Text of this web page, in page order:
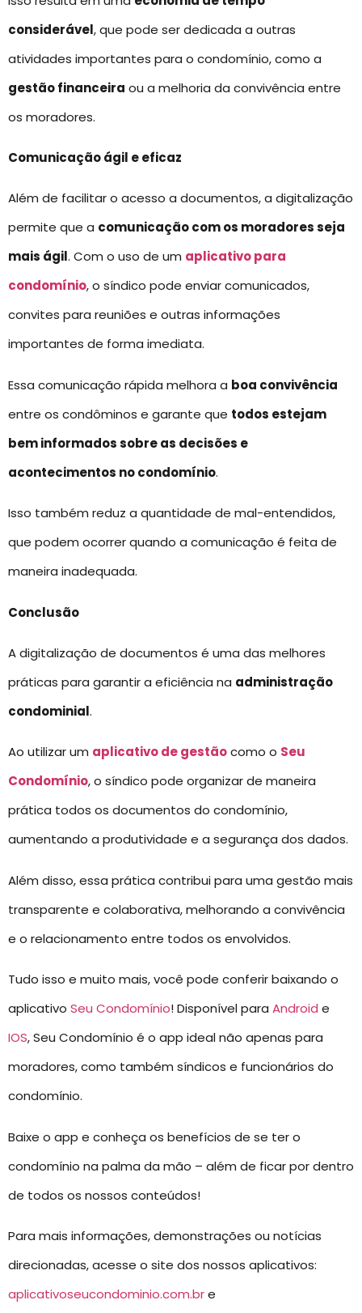
considerável, que pode ser dedicada a outras
atividades importantes para o condomínio, como a
gestão financeira ou a melhoria da convivência entre
os moradores.
Comunicação ágil e eficaz
Além de facilitar o acesso a documentos, a digitalização
permite que a comunicação com os moradores seja
mais ágil. Com o uso de um aplicativo para
condomínio, o síndico pode enviar comunicados,
convites para reuniões e outras informações
importantes de forma imediata.
Essa comunicação rápida melhora a boa convivência
entre os condôminos e garante que todos estejam
bem informados sobre as decisões e
acontecimentos no condomínio.
Isso também reduz a quantidade de mal-entendidos,
que podem ocorrer quando a comunicação é feita de
maneira inadequada.
Conclusão
A digitalização de documentos é uma das melhores
práticas para garantir a eficiência na administração
condominial.
Ao utilizar um aplicativo de gestãocomo o Seu
Condomínio, o síndico pode organizar de maneira
prática todos os documentos do condomínio,
aumentando a produtividade e a segurança dos dados.
Além disso, essa prática contribui para uma gestão mais
transparente e colaborativa, melhorando a convivência
e o relacionamento entre todos os envolvidos.
Tudo isso e muito mais, você pode conferir baixando o
aplicativo Seu Condomínio! Disponível para Android e
IOS, Seu Condomínio é o app ideal não apenas para
moradores, como também síndicos e funcionários do
condomínio.
Baixe o app e conheça os benefícios de se ter o
condomínio na palma da mão – além de ficar por dentro
de todos os nossos conteúdos!
Para mais informações, demonstrações ou notícias
direcionadas, acesse o site dos nossos aplicativos:
aplicativoseucondominio.com.bre